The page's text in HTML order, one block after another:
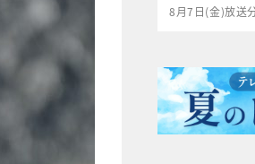
8月7日(金)放送